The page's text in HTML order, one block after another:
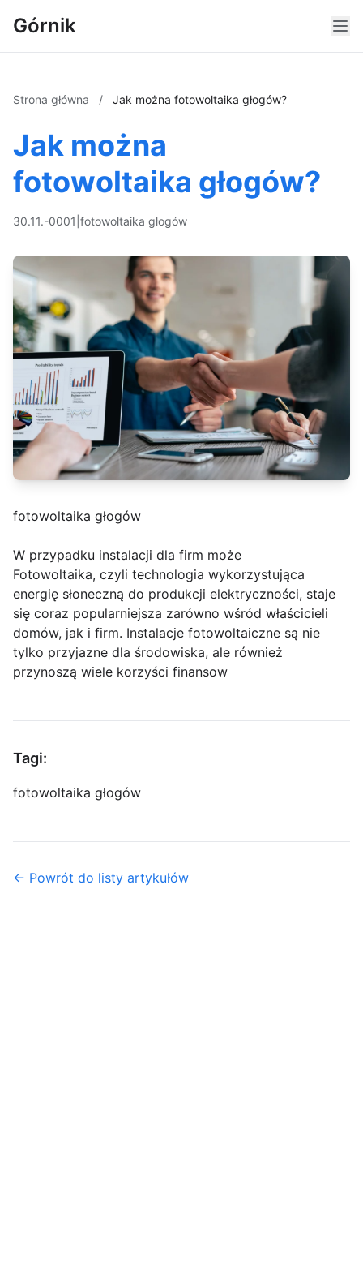
Górnik
Strona główna / Jak można fotowoltaika głogów?
Jak można
fotowoltaika głogów?
30.11.-0001 fotowoltaika głogów
fotowoltaika głogów
W przypadku instalacji dla firm może
Fotowoltaika, czyli technologia wykorzystująca
energię słoneczną do produkcji elektryczności, staje
się coraz popularniejsza zarówno wśród właścicieli
domów, jak i firm. Instalacje fotowoltaiczne są nie
tylko przyjazne dla środowiska, ale również
przynoszą wiele korzyści finansow
Tagi:
fotowoltaika głogów
← Powrót do listy artykułów